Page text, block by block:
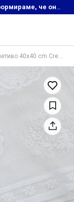
Скъпи клиенти, Бихме искали да Ви информираме, че онлайн магазинът на English Home преустановява своята дейност. Прекрасният ни и усмихнат екип ,Ви очаква в нашите физически магазини, където ще откриете любимите си продукти! Благодарим Ви, че сте част от семейството на Еnglish Home!